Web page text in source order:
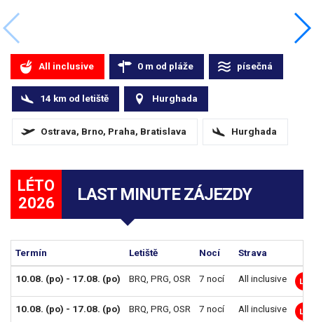
All inclusive 0 m od pláže písečná
14 km od letiště Hurghada
Ostrava, Brno, Praha, Bratislava Hurghada
LÉTO
2026
LAST MINUTE ZÁJEZDY
Termín Letiště Nocí Strava
10.08. (po) - 17.08. (po) BRQ PRG OSR 7 nocí All inclusive LM
10.08. (po) - 17.08. (po) BRQ PRG OSR 7 nocí All inclusive LM